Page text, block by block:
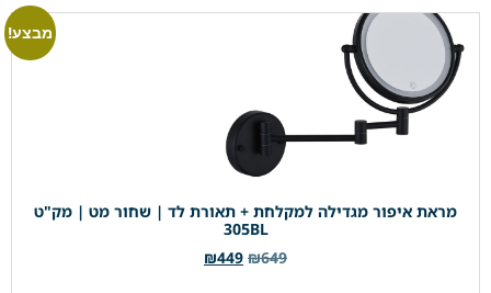
מבצע!
מראת איפור מגדילה למקלחת + תאורת לד | שחור מט | מק"ט
305BL
₪649
₪449